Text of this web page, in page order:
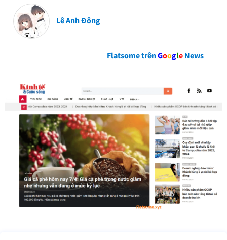
Lê Anh Đông
Flatsome trênGoogle News